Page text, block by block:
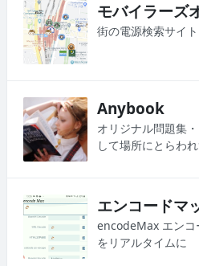
モバイラーズ
街の電源検索サイト
Anybook
オリジナル問題集
して場所にとらわ
エンコードマ
encodeMax エンコ
をリアルタイムに